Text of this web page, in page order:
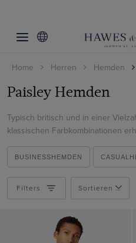
Home Herren Hemden
Paisley Hemden
Typisch britisch und in einer
klassischen Farbkombinationen
BUSINESSHEMDEN
M
L
XL
Casualhemd
Männer
Bügelfrei
Nein
Farbe
Beige
Blau
Kragen
Geometrisch
Filters Sortieren nach